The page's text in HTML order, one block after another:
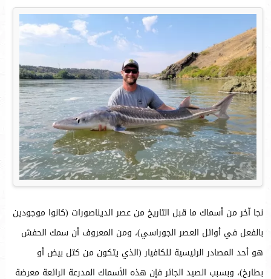
نجا آخر من أسماك ما قبل التاريخ من عصر الديناصورات (كانوا موجودين
بالفعل في أوائل العصر الجوراسي)، ومن المعروف أن سمك الحفش
هو أحد المصادر الرئيسية للكافيار (الذي يتكون من كتل بيض أو
بطارخ)، وبسبب الصيد الجائر فإن هذه الأسماك المدرعة الرائعة معرضة